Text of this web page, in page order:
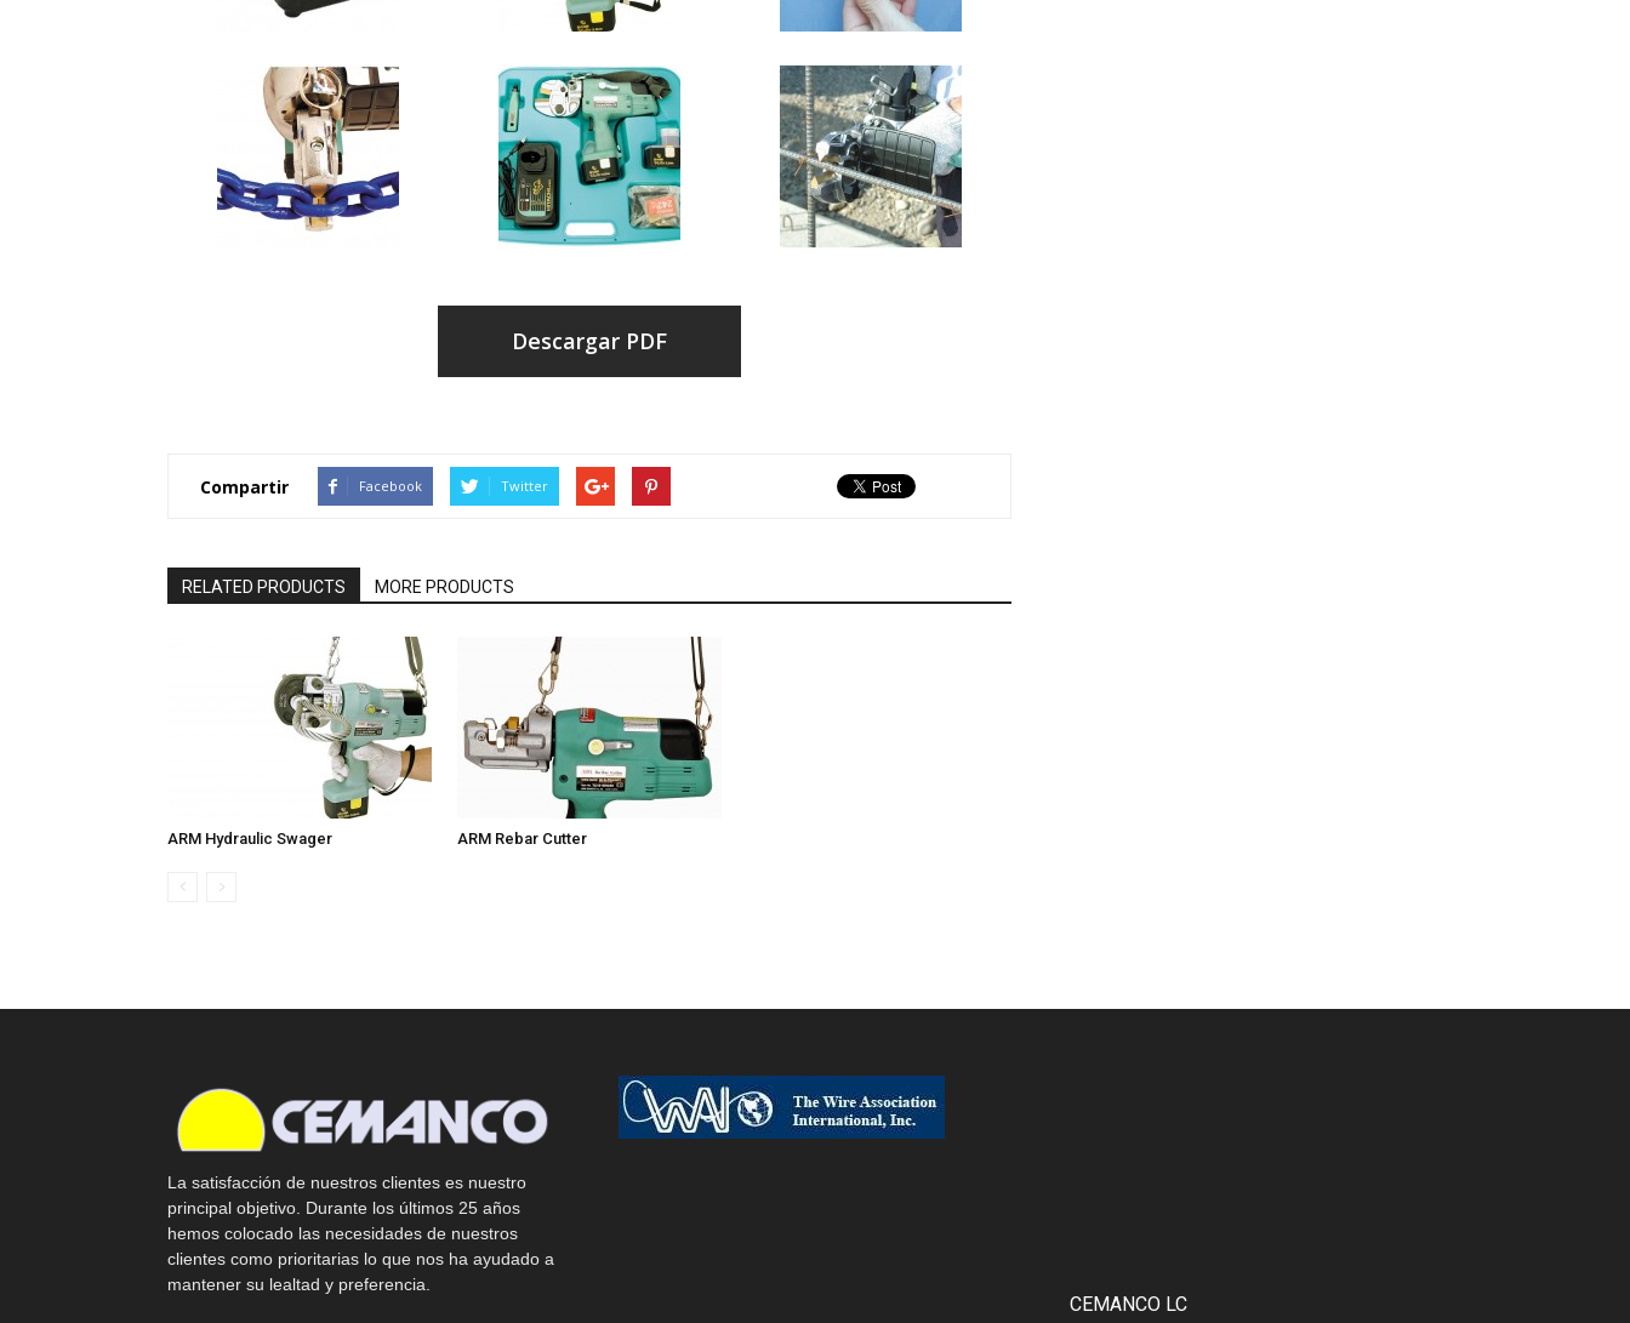
Descargar PDF
Compartir Facebook Twitter
RELATED PRODUCTS MORE PRODUCTS
ARM Hydraulic Swager ARM Rebar Cutter
La satisfacción de nuestros clientes es nuestro
principal objetivo. Durante los últimos 25 años
hemos colocado las necesidades de nuestros
clientes como prioritarias lo que nos ha ayudado a
mantener su lealtad y preferencia.
CEMANCO LC